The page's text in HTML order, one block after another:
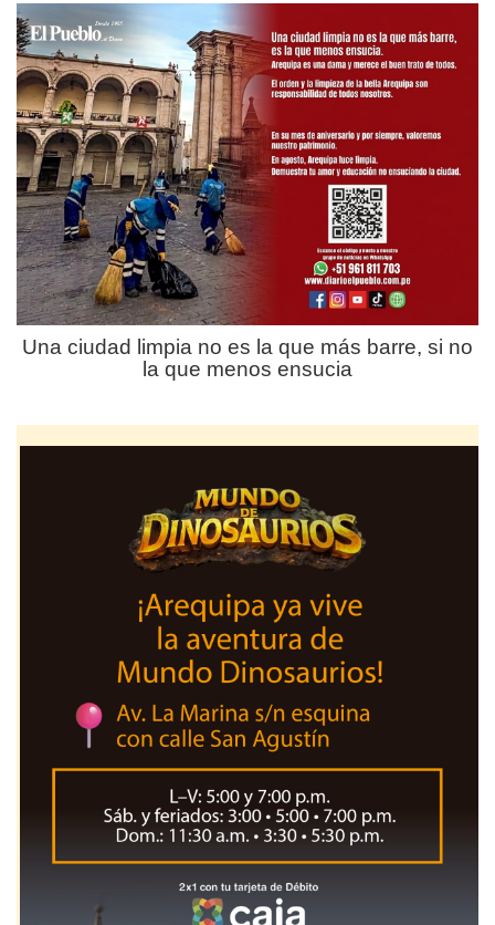
Una ciudad limpia no es la que más barre, si no
la que menos ensucia